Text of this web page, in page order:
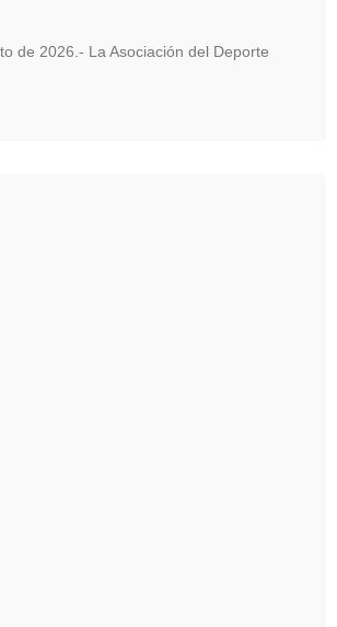
de 2026.- La Asociación del Deporte